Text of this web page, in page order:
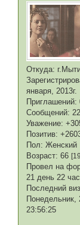
Откуда:
января, 2013г.
Приглашений:
Сообщений:
Уважение:
Позитив:
Пол: Женский
Возраст: 66
Провел на
21 день 22
Последний
Понедельник,
23:56:25